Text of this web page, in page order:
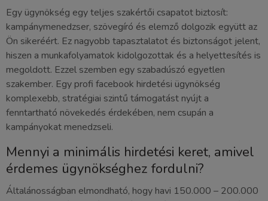
Egy ügynökség egy teljes szakértői csapatot biztosít:
kampánymenedzser, szövegíró és elemző dolgozik együtt az
Ön sikeréért. Ez nagyobb tapasztalatot és biztonságot jelent,
hiszen a munkafolyamatok kidolgozottak és a helyettesítés is
megoldott. Ezzel szemben egy szabadúszó egyetlen
szakember. Egy profi facebook hirdetési ügynökség
komplexebb, stratégiai szintű támogatást nyújt a
fenntartható növekedés érdekében, nem csupán a
kampányokat menedzseli.
Mennyi a minimális hirdetési keret, amivel
érdemes ügynökséghez fordulni?
Általánosságban elmondható, hogy havi 150.000 – 200.000